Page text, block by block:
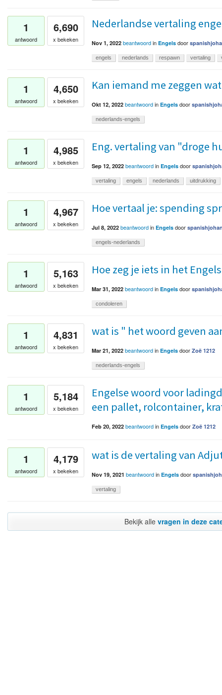
1
antwoord
6,690
x bekeken
Nederlandse vertaling
Nov 1, 2022 beantwoordin Engels door
engels nederlands respawn vertaling
1
antwoord
4,650
x bekeken
Kan iemand me zeggen
Okt 12, 2022 beantwoordin Engels door
nederlands-engels
1
antwoord
4,985
x bekeken
Eng. vertaling van "droge
Sep 12, 2022 beantwoordin Engels door
vertaling engels nederlands uitdrukking
1
antwoord
4,967
x bekeken
Hoe vertaal je: spending
Jul 8, 2022 beantwoordin Engels door
engels-nederlands
1
antwoord
5,163
x bekeken
Hoe zeg je iets in het
Mar 31, 2022 beantwoordin Engels door
condoleren
1
antwoord
4,831
x bekeken
wat is " het woord geven
Mar 21, 2022 beantwoordin Engels door Zoë 1212
nederlands-engels
1
antwoord
5,184
x bekeken
Engelse woord voor
een pallet, rolcontainer,
Feb 20, 2022 beantwoordin Engels door Zoë 1212
1
antwoord
4,179
x bekeken
wat is de vertaling van
Nov 19, 2021 beantwoordin Engels door
vertaling
Bekijk alle vragen in deze